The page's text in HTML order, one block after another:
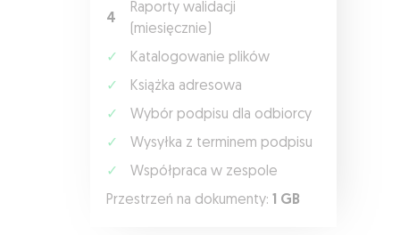
4
Raporty walidacji
(miesięcznie)
✓
Katalogowanie plików
✓
Książka adresowa
✓
Wybór podpisu dla odbiorcy
✓
Wysyłka z terminem podpisu
✓
Współpraca w zespole
Przestrzeń na dokumenty: 1 GB